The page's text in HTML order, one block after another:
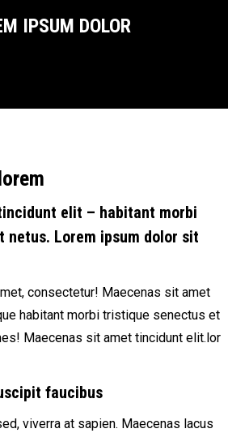
IPSUM DOLOR
elit – habitant morbi
Lorem ipsum dolor sit
consectetur! Maecenas sit amet
habitant morbi tristique senectus et
Maecenas sit amet tincidunt elit.lor
faucibus
viverra at sapien. Maecenas lacus